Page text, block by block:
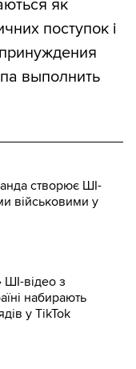
як
поступок і
выполнить
створює ШІ-
військовими у
відео з
набирають
у TikTok